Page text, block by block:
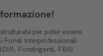
per poter essere
Fondi Interprofessionali
Fondirigenti, FBA)